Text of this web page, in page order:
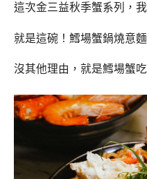
這次金三益秋季蟹系列，
就是這碗！鱈場蟹鍋燒意
沒其他理由，就是鱈場蟹吃